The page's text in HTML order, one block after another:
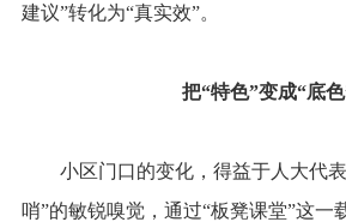
建议”转化为“真实效”。
把“特色”变成“底
小区门口的变化，得益于人大代表
哨”的敏锐嗅觉，通过“板凳课堂”这一